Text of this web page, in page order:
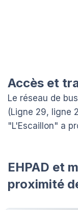
Accès et
Le réseau de
(Ligne 29, ligne
"L'Escaillon" a
EHPAD et
proximité